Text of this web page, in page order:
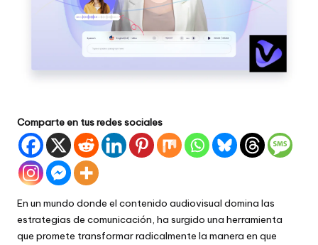
Comparte en tus redes sociales
En un mundo donde el contenido audiovisual domina las
estrategias de comunicación, ha surgido una herramienta
que promete transformar radicalmente la manera en que